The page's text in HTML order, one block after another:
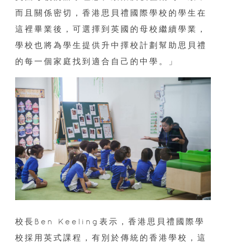
而且關係密切，香港思貝禮國際學校的學生在
這裡畢業後，可選擇到英國的母校繼續學業，
學校也將為學生提供升中擇校計劃幫助思貝禮
的每一個家庭找到適合自己的中學。」
校長Ben Keeling表示，香港思貝禮國際學
校採用英式課程，有別於傳統的香港學校，這